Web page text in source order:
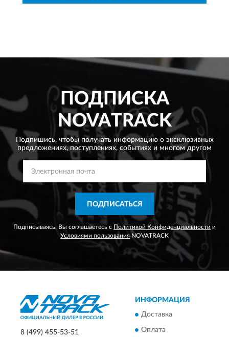
ПОДПИСКА
NOVATRACK
Подпишись, чтобы получать информацию о эксклюзивных
предложениях,поступлениях, событиях и многом другом
ПОДПИСАТЬСЯ
Подписываясь, Вы соглашаетесь с Политикой Конфиденциальности и
Условиями пользования NOVATRACK
8 (499) 455-53-51
ИНФОРМАЦИЯ
Доставка
Оплата